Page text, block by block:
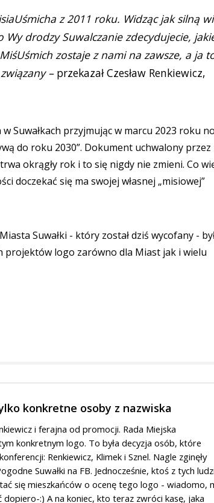
z 2011 roku. Widząc jak silną
Wy drodzy Suwalczanie zdecydujecie,
zostaje z nami na zawsze, a ja
–przekazał Czesław Renkiewicz,
Suwałkach przyjmując w marcu 2023 roku
do roku 2030”. Dokument uchwalony przez
okrągły rok i to się nigdy nie zmieni. Co
doczekać się ma swojej własnej „misiowej”
Suwałki - który został dziś wycofany -
projektów logo zarówno dla Miast jak i wielu
konkretne osoby z nazwiska
i ferajna od promocji. Rada Miejska
konkretnym logo. To była decyzja osób, które
Renkiewicz, Klimek i Sznel. Nagle zginęły
Suwałki na FB. Jednocześnie, ktoś z tych
się mieszkańców o ocenę tego logo - wiadomo,
:) A na koniec, kto teraz zwróci kasę, jaka